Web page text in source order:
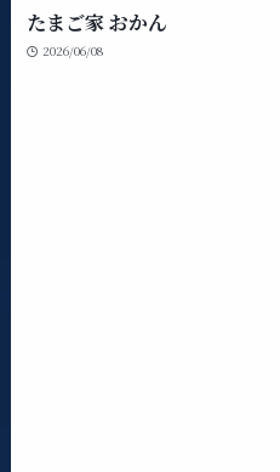
たまご家 おかん
2026/06/08